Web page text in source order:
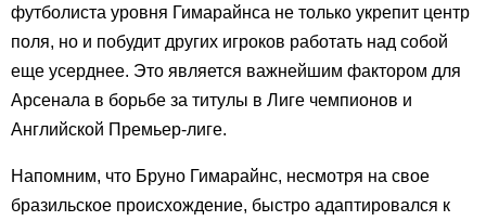
футболиста уровня Гимарайнса не только укрепит центр
поля, но и побудит других игроков работать над собой
еще усерднее. Это является важнейшим фактором для
Арсенала в борьбе за титулы в Лиге чемпионов и
Английской Премьер-лиге.
Напомним, что Бруно Гимарайнс, несмотря на свое
бразильское происхождение, быстро адаптировался к